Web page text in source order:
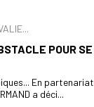
POUR SE
En partenariat
a déci...